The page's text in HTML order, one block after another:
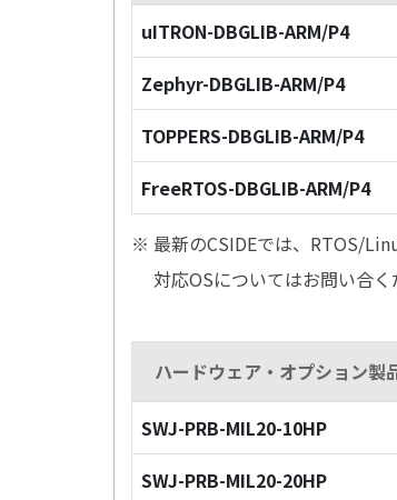
uITRON-DBGLIB-ARM/P4
Zephyr-DBGLIB-ARM/P4
TOPPERS-DBGLIB-ARM/P4
FreeRTOS-DBGLIB-ARM/P4
※ 最新のCSIDEでは、RTOS/
対応OSについてはお問い合く
ハードウェア・オプション製
SWJ-PRB-MIL20-10HP
SWJ-PRB-MIL20-20HP